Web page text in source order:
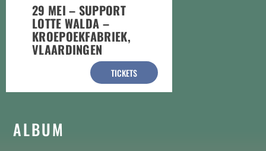
29 MEI – SUPPORT
LOTTE WALDA –
KROEPOEKFABRIEK,
VLAARDINGEN
TICKETS
ALBUM